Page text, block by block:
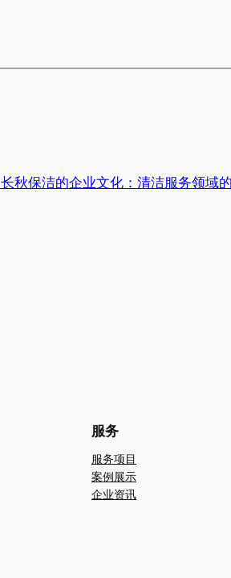
长秋保洁的企业文化：清洁服务领域
服务
服务项目
案例展示
企业资讯